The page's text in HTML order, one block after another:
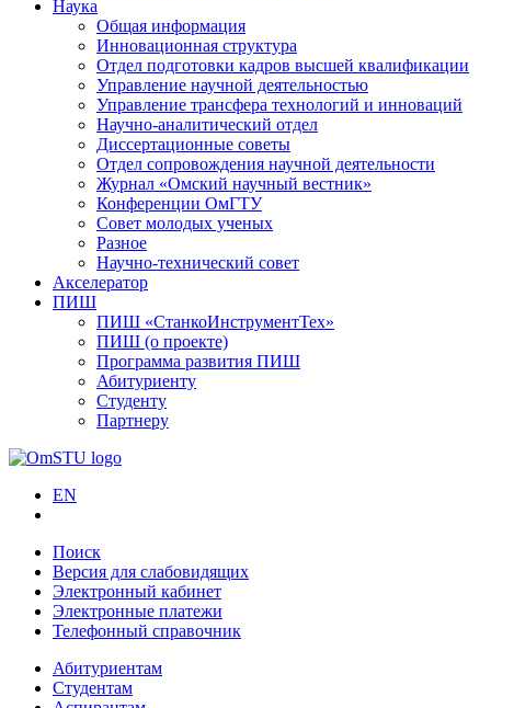
Наука
Общая информация
Инновационная структура
Отдел подготовки кадров высшей квалификации
Управление научной деятельностью
Управление трансфера технологий и инноваций
Научно-аналитический отдел
Диссертационные советы
Отдел сопровождения научной деятельности
Журнал «Омский научный вестник»
Конференции ОмГТУ
Совет молодых ученых
Разное
Научно-технический совет
Акселератор
ПИШ
ПИШ «СтанкоИнструментТех»
ПИШ (о проекте)
Программа развития ПИШ
Абитуриенту
Студенту
Партнеру
EN
Поиск
Версия для слабовидящих
Электронный кабинет
Электронные платежи
Телефонный справочник
Абитуриентам
Студентам